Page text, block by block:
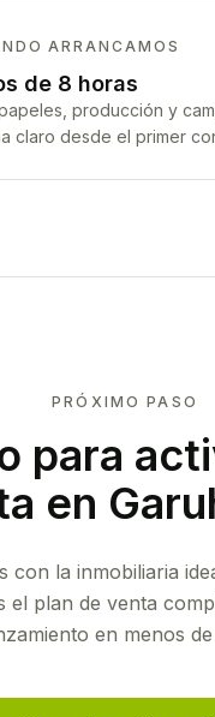
ARRANCAMOS
de 8 horas
producción y
claro desde el primer
PRÓXIMO PASO
para
en
con la inmobiliaria
el plan de venta
en menos